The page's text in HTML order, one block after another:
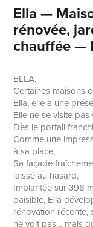
Ella —
rénovée,
chauffée —
ELLA.
Certaines maisons
Ella, elle a une
Elle ne se visite
Dès le portail
Comme une
à sa place.
Sa façade
laissé au hasard.
Implantée sur 398
paisible, Ella
rénovation récente,
ne voit pas… mais